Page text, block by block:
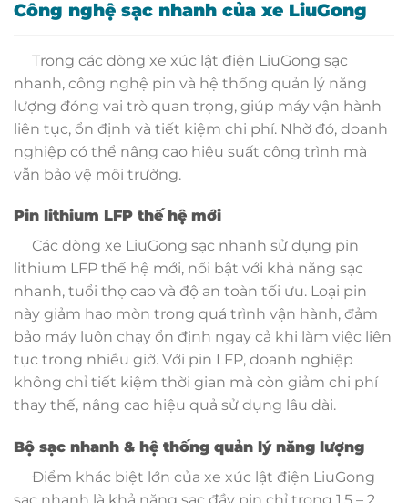
Công nghệ sạc nhanh của xe LiuGong
Trong các dòng xe xúc lật điện LiuGong sạc
nhanh, công nghệ pin và hệ thống quản lý năng
lượng đóng vai trò quan trọng, giúp máy vận hành
liên tục, ổn định và tiết kiệm chi phí. Nhờ đó, doanh
nghiệp có thể nâng cao hiệu suất công trình mà
vẫn bảo vệ môi trường.
Pin lithium LFP thế hệ mới
Các dòng xe LiuGong sạc nhanh sử dụng pin
lithium LFP thế hệ mới, nổi bật với khả năng sạc
nhanh, tuổi thọ cao và độ an toàn tối ưu. Loại pin
này giảm hao mòn trong quá trình vận hành, đảm
bảo máy luôn chạy ổn định ngay cả khi làm việc liên
tục trong nhiều giờ. Với pin LFP, doanh nghiệp
không chỉ tiết kiệm thời gian mà còn giảm chi phí
thay thế, nâng cao hiệu quả sử dụng lâu dài.
Bộ sạc nhanh & hệ thống quản lý năng lượng
Điểm khác biệt lớn của xe xúc lật điện LiuGong